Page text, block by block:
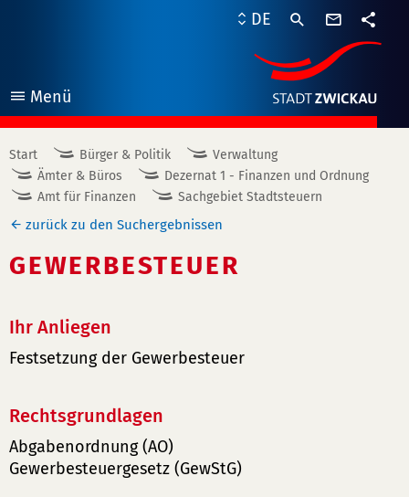
Menü
öffnen
DE
Start Bürger & Politik
Verwaltung
Ämter & Büros
Dezernat 1 - Finanzen und Ordnung
Amt für Finanzen
Sachgebiet Stadtsteuern
zurück zu den Suchergebnissen
GEWERBESTEUER
Ihr Anliegen
Festsetzung der Gewerbesteuer
Rechtsgrundlagen
Abgabenordnung (AO)
Gewerbesteuergesetz (GewStG)